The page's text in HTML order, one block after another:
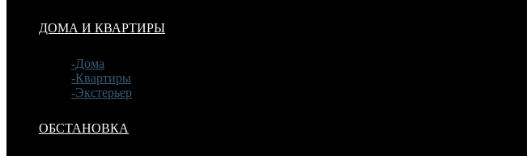
ДОМА И КВАРТИРЫ
-Дома
-Квартиры
-Экстерьер
ОБСТАНОВКА